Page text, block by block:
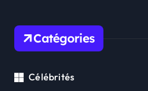
Catégories
Célébrités